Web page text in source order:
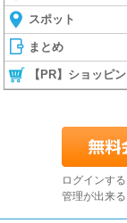
スポット
まとめ
【PR】ショッピ
ログインす
管理が出来